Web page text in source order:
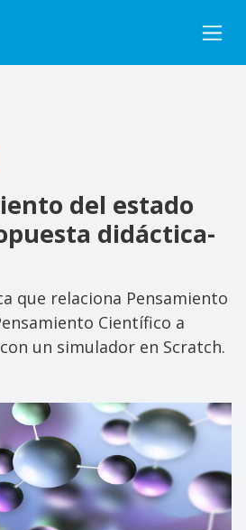
del estado
didáctica-
que relaciona Pensamiento
Científico a
un simulador en Scratch.